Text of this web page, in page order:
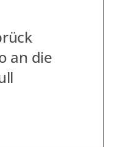
an die